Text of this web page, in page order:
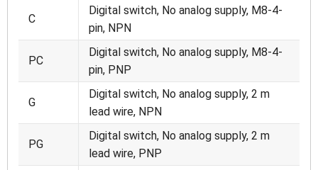
C
Digital switch, No analog supply, M8-4-
pin, NPN
PC
Digital switch, No analog supply, M8-4-
pin, PNP
G
Digital switch, No analog supply, 2 m
lead wire, NPN
PG
Digital switch, No analog supply, 2 m
lead wire, PNP